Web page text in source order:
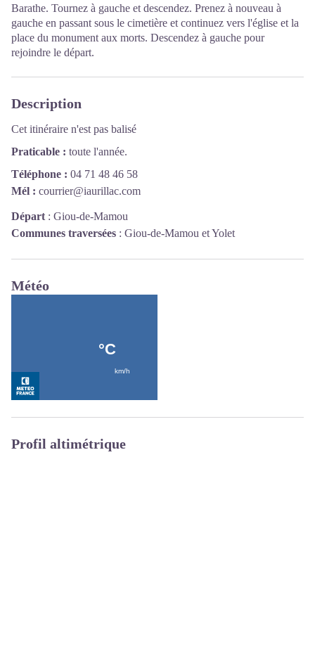
Barathe. Tournez à gauche et descendez. Prenez à nouveau à
gauche en passant sous le cimetière et continuez vers l'église et la
place du monument aux morts. Descendez à gauche pour
rejoindre le départ.
Description
Cet itinéraire n'est pas balisé
Praticable : toute l'année.
Téléphone : 04 71 48 46 58
Mél : courrier@iaurillac.com
Départ : Giou-de-Mamou
Communes traversées : Giou-de-Mamou et Yolet
Météo
Profil altimétrique